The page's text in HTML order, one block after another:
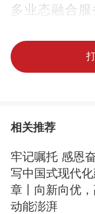
多业态融合
场、文旅体
知名消费品
活提供丰富多
广场举行了南
天成南广场
美食啤酒街区
交+音乐”的沉
相关推荐
牢记嘱托 感恩
写中国式现代
章丨向新向优
动能澎湃